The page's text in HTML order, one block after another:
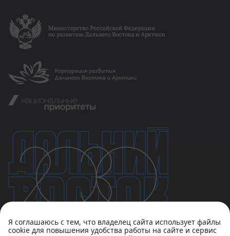
Я соглашаюсь с тем, что владелец сайта использует файлы
cookie для повышения удобства работы на сайте и сервис